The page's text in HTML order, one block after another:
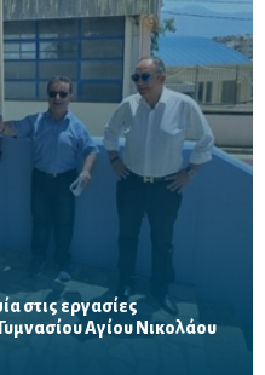
στις εργασίες
Αγίου Νικολάου
«Μαριέττα Γιαννάκου»
από τη νέα σχολική χρονιά –
αύλειων και...